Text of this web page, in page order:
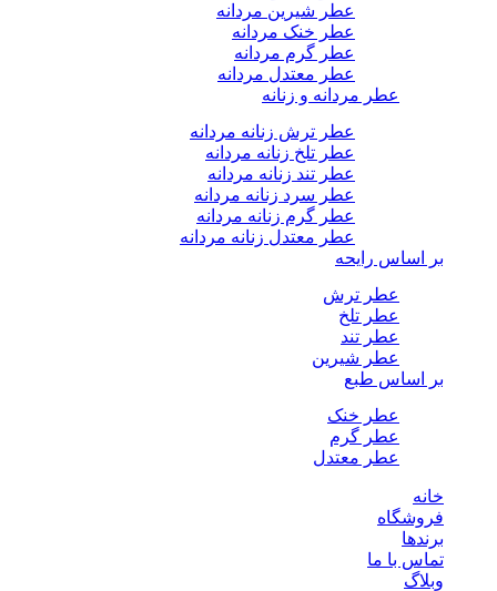
عطر شیرین مردانه
عطر خنک مردانه
عطر گرم مردانه
عطر معتدل مردانه
عطر مردانه و زنانه
عطر ترش زنانه مردانه
عطر تلخ زنانه مردانه
عطر تند زنانه مردانه
عطر سرد زنانه مردانه
عطر گرم زنانه مردانه
عطر معتدل زنانه مردانه
بر اساس رایحه
عطر ترش
عطر تلخ
عطر تند
عطر شیرین
بر اساس طبع
عطر خنک
عطر گرم
عطر معتدل
خانه
فروشگاه
برندها
تماس با ما
وبلاگ